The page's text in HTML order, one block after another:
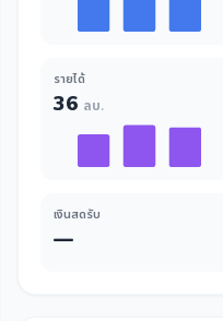
รายได้
36 ลบ.
เงินสดรับ
—